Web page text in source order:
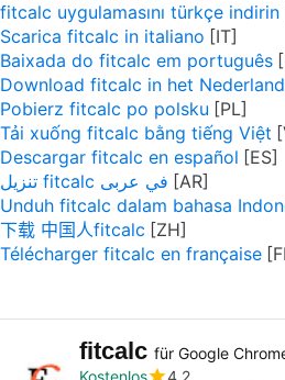
fitcalc uygulamasını türkçe indirin
Scarica fitcalc in italiano
Baixada do fitcalc em português
Download fitcalc in het
Pobierz fitcalc po polsku
Tải xuống fitcalc bằng tiếng Việt
Descargar fitcalc en español
تنزيل fitcalc في عربى
Unduh fitcalc dalam bahasa
下载 中国人fitcalc
Télécharger fitcalc en française
fitcalc für Google
Kostenlos
4.2